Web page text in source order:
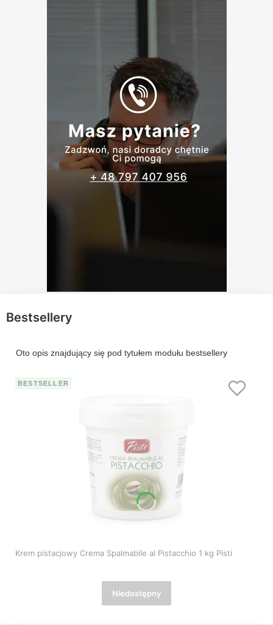
Bestsellery
Oto opis znajdujący się pod tytułem modułu bestsellery
BESTSELLER
Krem pistacjowy Crema Spalmabile al Pistacchio 1 kg Pisti
Niedostępny